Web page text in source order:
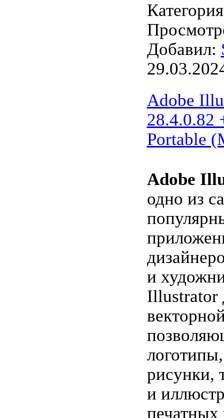
Добавил:
Adobe
28.4.0.82
Portable
Adobe
одно из
и
Illustrator
рисунки,
и
печатных